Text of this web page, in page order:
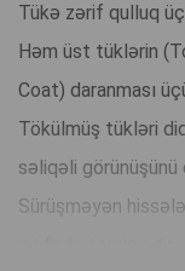
Tükə zərif qulluq
Həm üst tüklərin
Coat) daranması
Tökülmüş tükləri
səliqəli görünüşünü
Sürüşməyən